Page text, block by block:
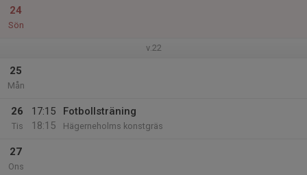
24
Sön
v.22
25
Mån
26
Tis
17:15
18:15
Fotbollsträning
Hägerneholms konstgräs
27
Ons